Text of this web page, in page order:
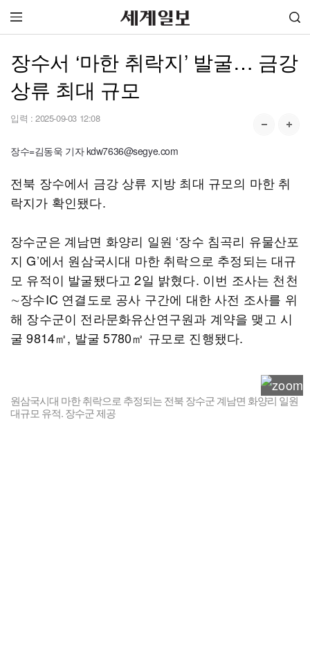
장수서 ‘마한 취락지’ 발굴… 금강
상류 최대 규모
입력 : 2025-09-03 12:08
장수=김동욱 기자 kdw7636@segye.com
전북 장수에서 금강 상류 지방 최대 규모의 마한 취
락지가 확인됐다.
장수군은 계남면 화양리 일원 ‘장수 침곡리 유물산포
지 G’에서 원삼국시대 마한 취락으로 추정되는 대규
모 유적이 발굴됐다고 2일 밝혔다. 이번 조사는 천천
∼장수IC 연결도로 공사 구간에 대한 사전 조사를 위
해 장수군이 전라문화유산연구원과 계약을 맺고 시
굴 9814㎡, 발굴 5780㎡ 규모로 진행됐다.
원삼국시대 마한 취락으로 추정되는 전북 장수군 계남면 화양리 일원
대규모 유적. 장수군 제공